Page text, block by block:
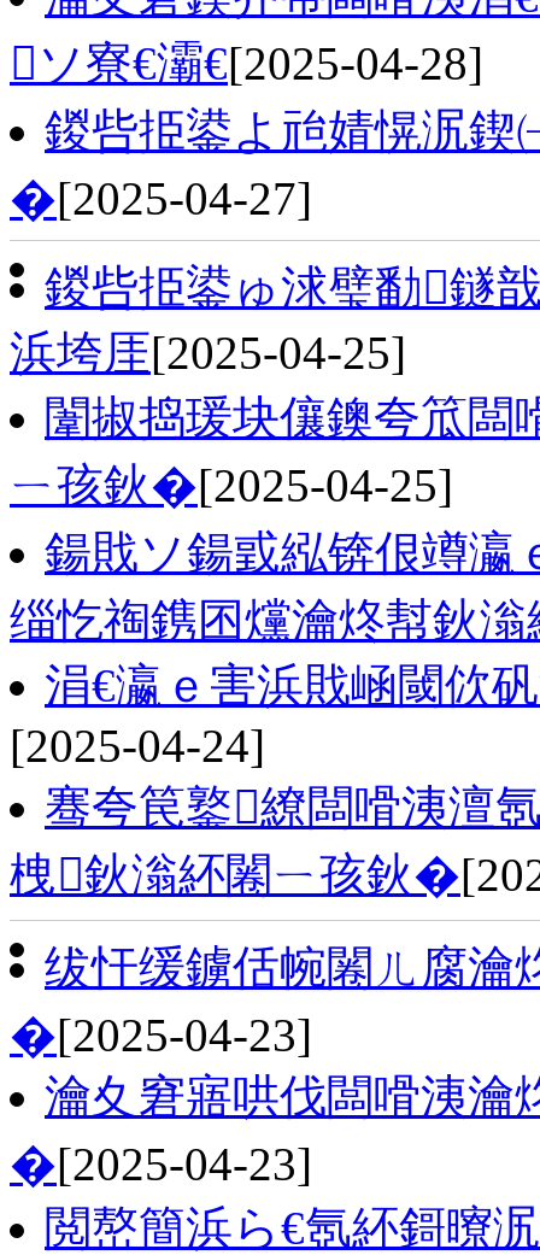
ソ寮€灞€[2025-04-28]
鍐呰挋鍙よ兘婧愰泦鍥
�[2025-04-27]
鍐呰挋鍙ゅ浗璧勫鐩
浜垮厓[2025-04-25]
闈掓捣瑗块儴鐭夸笟闆
ㄧ孩鈥�[2025-04-25]
鍚戝ソ鍚戜紭锛佷竴瀛
缁忔祹鎸囨爣瀹炵幇鈥
涓€瀛ｅ害浜戝崡閾佽
[2025-04-24]
骞夸笢鐜繚闆嗗洟澶
栧鈥滃紑闂ㄧ孩鈥�
绂忓缓鐪佸帵闂ㄦ腐瀹
�[2025-04-23]
瀹夊窘寤哄伐闆嗗洟瀹
�[2025-04-23]
閲嶅簡浜ら€氬紑鎶曢